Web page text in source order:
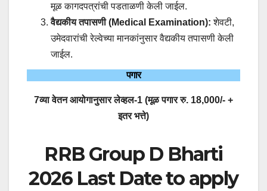
मूळ कागदपत्रांची पडताळणी केली जाईल.
वैद्यकीय तपासणी (Medical Examination): शेवटी,
उमेदवारांची रेल्वेच्या मानकांनुसार वैद्यकीय तपासणी केली
जाईल.
पगार
7व्या वेतन आयोगानुसार लेव्हल-1 (मूळ पगार रु. 18,000/- +
इतर भत्ते)
RRB Group D Bharti
2026 Last Date to apply